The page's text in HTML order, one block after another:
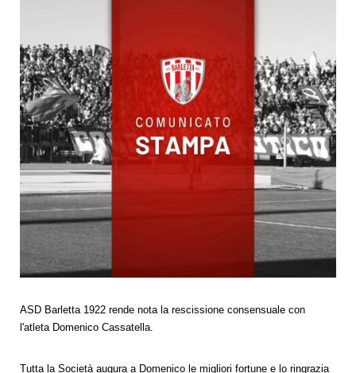
ASD Barletta 1922 rende nota la rescissione consensuale con
l'atleta Domenico Cassatella.
Tutta la Società augura a Domenico le migliori fortune e lo ringrazia